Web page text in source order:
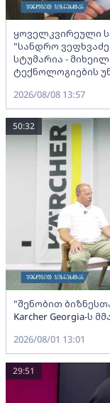
ყოველკვირეული
"სანდრო
სტუმარია -
ტექნოლოგიების
2026/08/08 13:57
"შენობით
Karcher Georgia-ს
50:32
2026/08/01 13:01
29:51